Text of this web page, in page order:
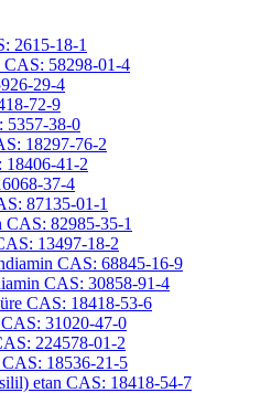
2615-18-1
CAS: 58298-01-4
29-4
72-9
5357-38-0
18297-76-2
18406-41-2
37-4
87135-01-1
82985-35-1
13497-18-2
CAS: 68845-16-9
CAS: 30858-91-4
CAS: 18418-53-6
31020-47-0
224578-01-2
18536-21-5
etan CAS: 18418-54-7